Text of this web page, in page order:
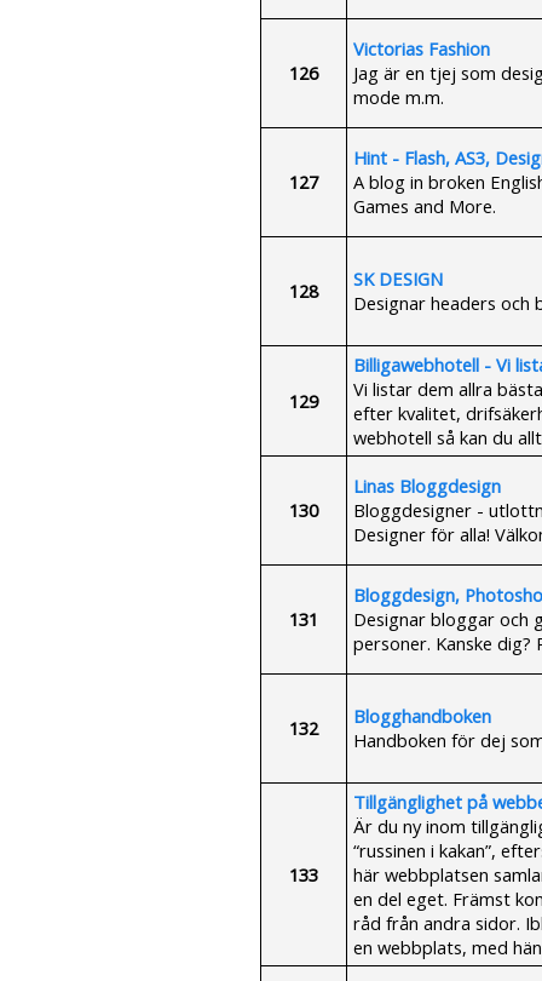
126
Victorias Fashion
Jag är en tjej som
mode m.m.
127
Hint - Flash, AS3,
A blog in broken
Games and More.
128
SK DESIGN
Designar headers
129
Billigawebhotell - Vi
Vi listar dem allra
efter kvalitet,
webhotell så kan du
130
Linas Bloggdesign
Bloggdesigner -
Designer för alla!
131
Bloggdesign,
Designar bloggar och
personer. Kanske
132
Blogghandboken
Handboken för dej
133
Tillgänglighet på
Är du ny inom
“russinen i kakan”,
här webbplatsen
en del eget. Främst
råd från andra sidor.
en webbplats, med